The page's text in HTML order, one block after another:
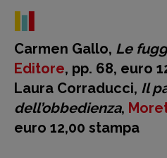
Carmen Gallo, Le
Editore, pp. 68, euro
Laura Corraducci, Il
dell’obbedienza,
euro 12,00 stampa